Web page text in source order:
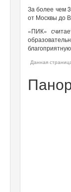
За более чем
от Москвы до
«ПИК»
Данная